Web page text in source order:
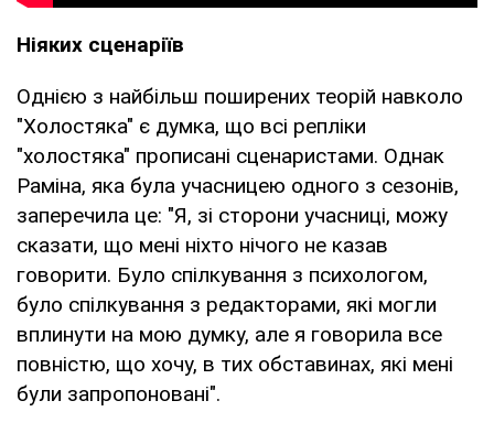
Ніяких сценаріїв
Однією з найбільш поширених теорій навколо
"Холостяка" є думка, що всі репліки
"холостяка" прописані сценаристами. Однак
Раміна, яка була учасницею одного з сезонів,
заперечила це: "Я, зі сторони учасниці, можу
сказати, що мені ніхто нічого не казав
говорити. Було спілкування з психологом,
було спілкування з редакторами, які могли
вплинути на мою думку, але я говорила все
повністю, що хочу, в тих обставинах, які мені
були запропоновані".